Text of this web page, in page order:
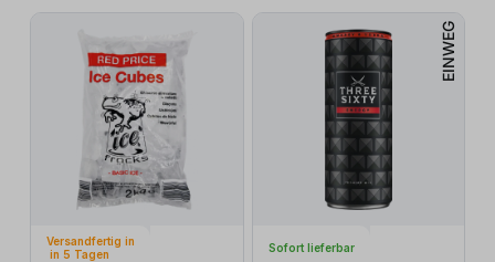
Versandfertig in
in 5 Tagen
EINWEG
Sofort lieferbar